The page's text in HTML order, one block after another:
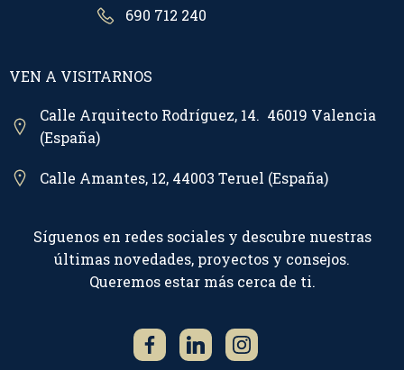
690 712 240
VEN A VISITARNOS
Calle Arquitecto Rodríguez, 14. 46019 Valencia
(España)
Calle Amantes, 12, 44003 Teruel (España)
Síguenos en redes sociales y descubre nuestras
últimas novedades, proyectos y consejos.
Queremos estar más cerca de ti.